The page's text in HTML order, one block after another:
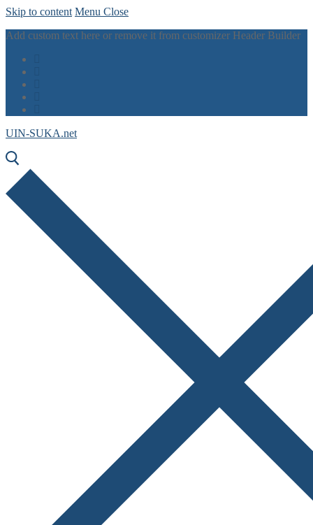
Skip to content Menu Close
Add custom text here or remove it from customizer Header Builder
UIN-SUKA.net